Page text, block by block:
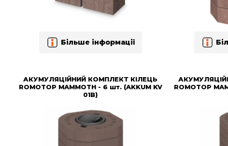
Більше інформації
АКУМУЛЯЦІЙНИЙ КОМПЛЕКТ КІЛЕЦЬ
ROMOTOP MAMMOTH - 6 шт. (AKKUM KV
01B)
ROMOTOP